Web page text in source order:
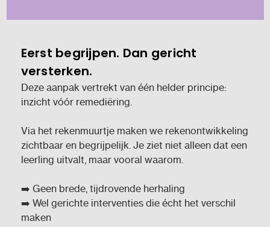
Eerst begrijpen. Dan gericht
versterken.
Deze aanpak vertrekt van één helder principe:
inzicht vóór remediëring.
Via het rekenmuurtje maken we rekenontwikkeling
zichtbaar en begrijpelijk. Je ziet niet alleen dat een
leerling uitvalt, maar vooral waarom.
➡️ Geen brede, tijdrovende herhaling
➡️ Wel gerichte interventies die écht het verschil
maken